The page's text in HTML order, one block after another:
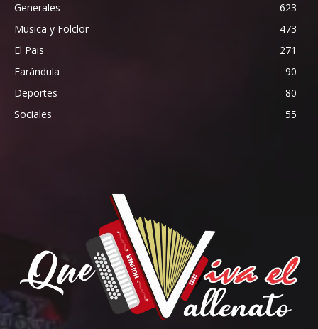
Generales
623
Musica y Folclor
473
El Pais
271
Farándula
90
Deportes
80
Sociales
55